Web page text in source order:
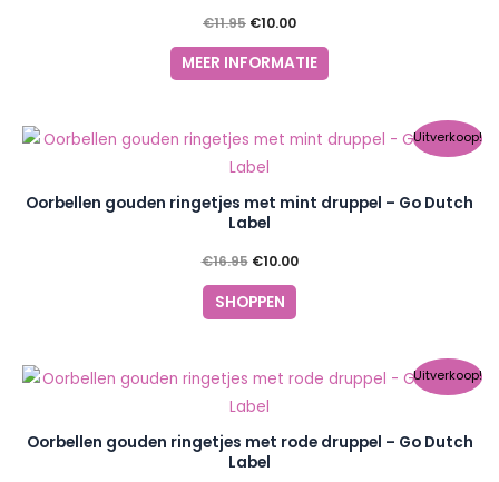
€11.95 €10.00
MEER INFORMATIE
Uitverkoop!
Oorbellen gouden ringetjes met mint druppel – Go Dutch
Label
€16.95
Oorspronkelijke
prijs
was:
€10.00
Huidige
prijs
SHOPPEN
Uitverkoop!
Oorbellen gouden ringetjes met rode druppel – Go Dutch
Label
Oorspronkelijke
prijs
was:
Huidige
prijs